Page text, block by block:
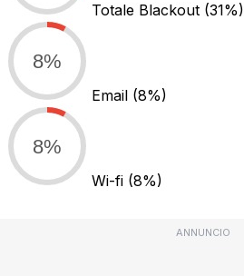
Totale Blackout (31%)
8%
Email (8%)
8%
Wi-fi (8%)
ANNUNCIO